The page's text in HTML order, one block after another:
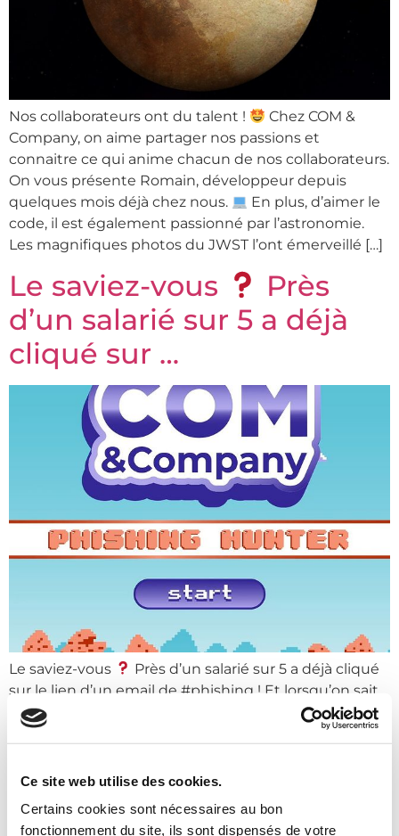
Ce site web utilise des cookies.
Certains cookies sont nécessaires au bon
fonctionnement du site, ils sont dispensés de votre
Notre agence
Nos collaborateurs ont du talent !
Chez COM &
Company, on aime partager nos passions et
connaitre ce qui anime chacun de nos collaborateurs.
On vous présente Romain, développeur depuis
quelques mois déjà chez nous.
En plus, d’aimer le
code, il est également passionné par l’astronomie.
Les magnifiques photos du JWST l’ont émerveillé […]
Le saviez-vous
Près
d’un salarié sur 5 a déjà
cliqué sur …
Le saviez-vous
Près d’un salarié sur 5 a déjà cliqué
sur le lien d’un email de #phishing ! Et lorsqu’on sait
que toutes les 39 secondes, une entreprise est
victime de #cyberattaque, il est important de
d’attaque.
On vous présente « Phishing Hunter »